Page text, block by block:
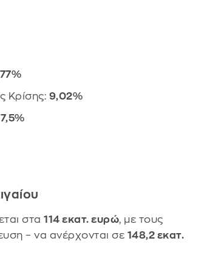
Κρίσης: 9,02%
7,5%
στα114 εκατ. ευρώ, με τους
– να ανέρχονται σε 148,2 εκατ.